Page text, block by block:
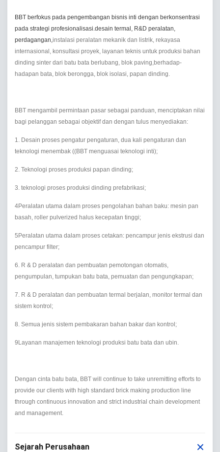
BBT berfokus pada pengembangan bisnis inti dengan berkonsentrasi
pada strategi profesionalisasi.desain termal, R&D peralatan,
perdagangan,instalasi peralatan mekanik dan listrik, rekayasa
internasional, konsultasi proyek, layanan teknis untuk produksi bahan
dinding sinter dari batu bata berlubang, blok paving,berhadap-
hadapan bata, blok berongga, blok isolasi, papan dinding.
BBT mengambil permintaan pasar sebagai panduan, menciptakan nilai
bagi pelanggan sebagai objektif dan dengan tulus menyediakan:
1. Desain proses pengatur pengaturan, dua kali pengaturan dan
teknologi menembak ((BBT menguasai teknologi inti);
2. Teknologi proses produksi papan dinding;
3. teknologi proses produksi dinding prefabrikasi;
4Peralatan utama dalam proses pengolahan bahan baku: mesin pan
basah, roller pulverized halus kecepatan tinggi;
5Peralatan utama dalam proses cetakan: pencampur jenis ekstrusi dan
pencampur filter;
6. R & D peralatan dan pembuatan pemotongan otomatis,
pengumpulan, tumpukan batu bata, pemuatan dan pengungkapan;
7. R & D peralatan dan pembuatan termal berjalan, monitor termal dan
sistem kontrol;
8. Semua jenis sistem pembakaran bahan bakar dan kontrol;
9Layanan manajemen teknologi produksi batu bata dan ubin.
Dengan cinta batu bata, BBT will continue to take unremitting efforts to
provide our clients with high standard brick making production line
through continuous innovation and strict industrial chain development
and management.
Sejarah Perusahaan